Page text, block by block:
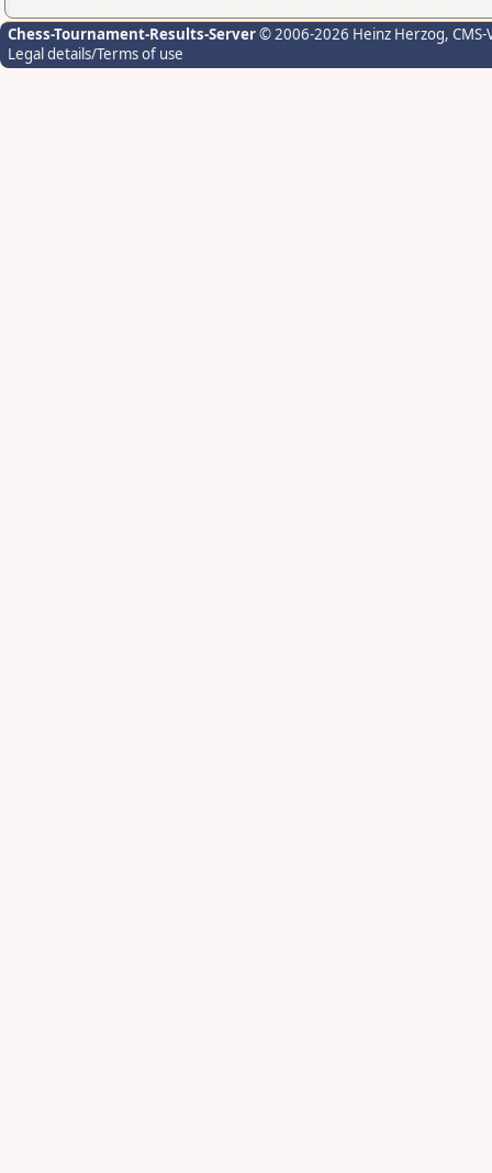
Chess-Tournament-Results-Server© 2006-2026 Heinz Herzog,
Legal details/Terms of use